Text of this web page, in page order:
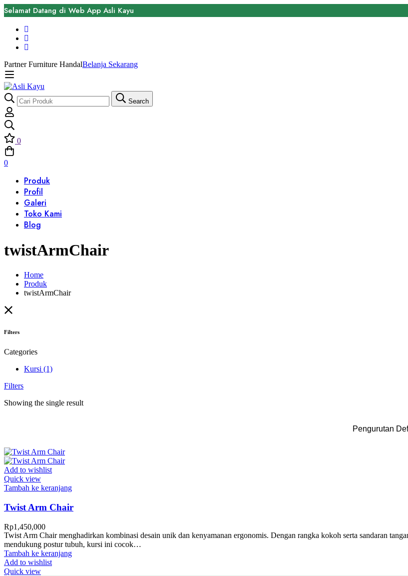
Selamat Datang di Web App Asli Kayu
Partner Furniture HandalBelanja Sekarang
Search
0
0
Produk
Profil
Galeri
Toko Kami
Blog
twistArmChair
Home
Produk
twistArmChair
Filters
Categories
Kursi (1)
Filters
Showing the single result
Add to wishlist
Quick view
Tambah ke keranjang
Twist Arm Chair
Rp1,450,000
Twist Arm Chair menghadirkan kombinasi desain unik dan kenyamanan ergonomis. Dengan rangka kokoh serta sandaran
mendukung postur tubuh, kursi ini cocok…
Tambah ke keranjang
Add to wishlist
Quick view